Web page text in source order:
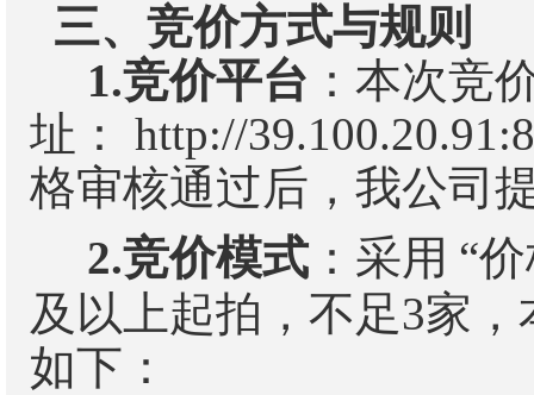
三、竞价方式与规则
1.竞价平台 ：本次竞
址：
http://
格审核通过后，我公司
2.竞价模式 ：采用 “
及以上起拍，不足3家，
如下：